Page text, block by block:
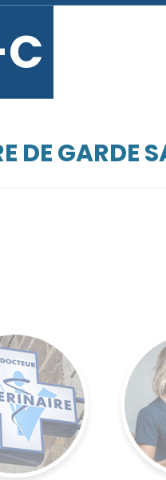
DE GARDE